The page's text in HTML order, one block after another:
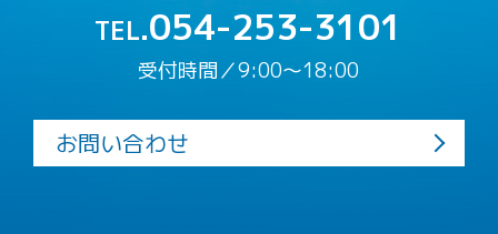
TEL.054-253-3101
受付時間／9:00〜18:00
お問い合わせ